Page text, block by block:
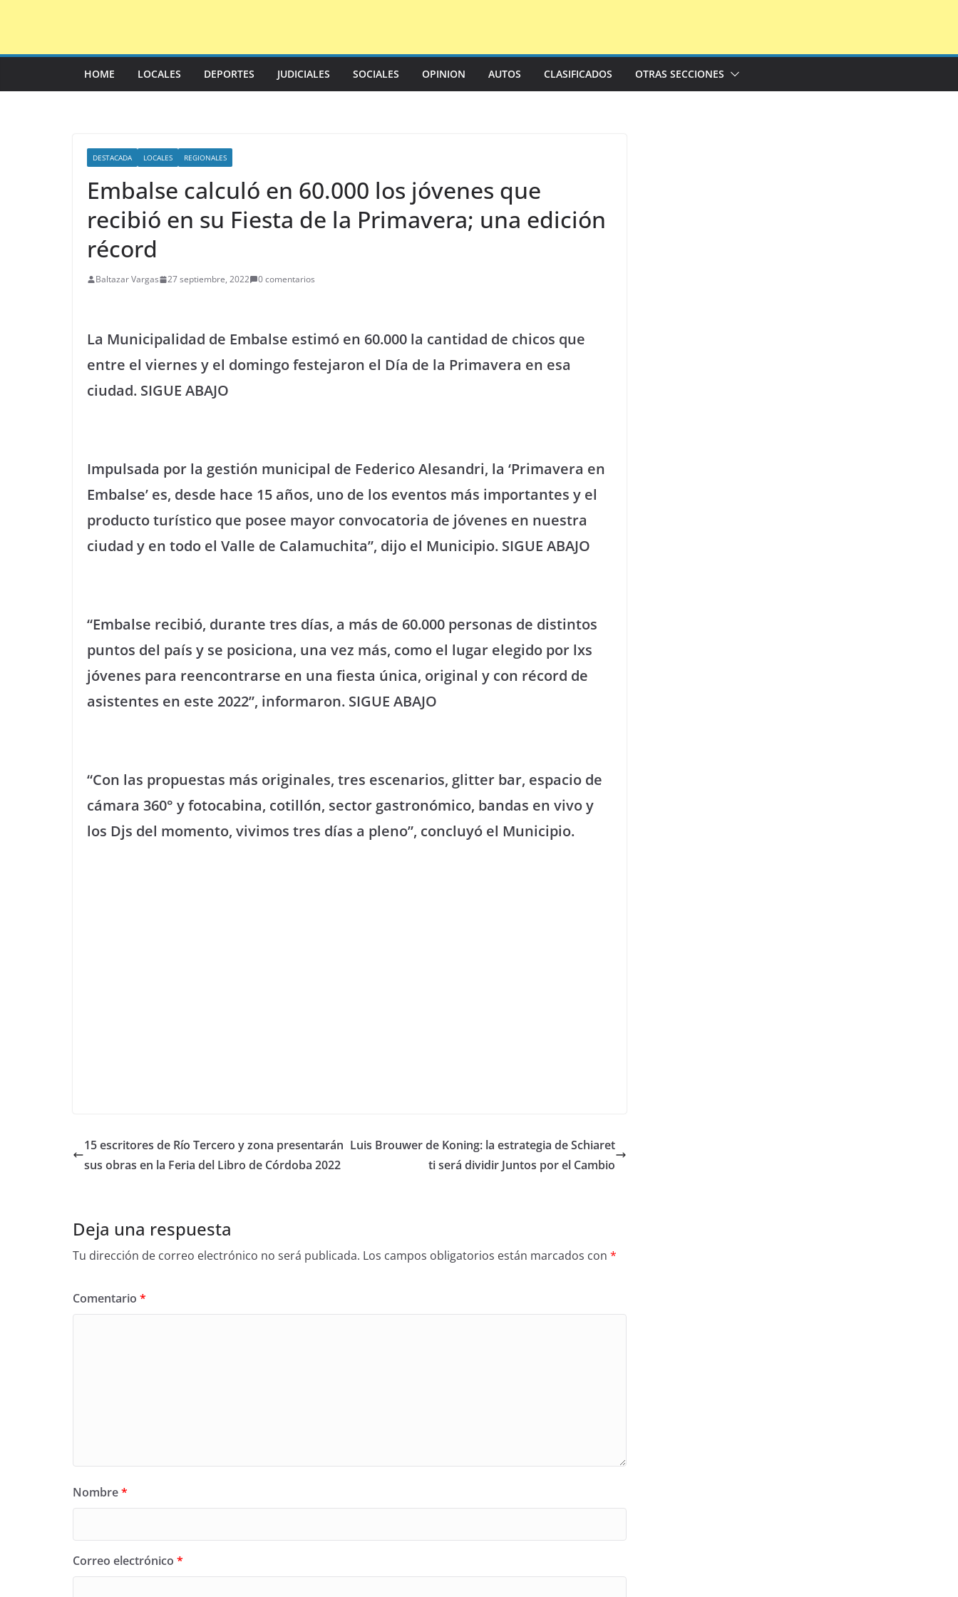
HOME LOCALES DEPORTES JUDICIALES SOCIALES OPINION AUTOS CLASIFICADOS OTRAS SECCIONES
DESTACADA LOCALES REGIONALES
Embalse calculó en 60.000 los jóvenes que
recibió en su Fiesta de la Primavera; una edición
récord
Baltazar Vargas 27 septiembre, 2022 0 comentarios
La Municipalidad de Embalse estimó en 60.000 la cantidad de chicos que
entre el viernes y el domingo festejaron el Día de la Primavera en esa
ciudad. SIGUE ABAJO
Impulsada por la gestión municipal de Federico Alesandri, la ‘Primavera en
Embalse’ es, desde hace 15 años, uno de los eventos más importantes y el
producto turístico que posee mayor convocatoria de jóvenes en nuestra
ciudad y en todo el Valle de Calamuchita”, dijo el Municipio. SIGUE ABAJO
“Embalse recibió, durante tres días, a más de 60.000 personas de distintos
puntos del país y se posiciona, una vez más, como el lugar elegido por lxs
jóvenes para reencontrarse en una fiesta única, original y con récord de
asistentes en este 2022”, informaron. SIGUE ABAJO
“Con las propuestas más originales, tres escenarios, glitter bar, espacio de
cámara 360° y fotocabina, cotillón, sector gastronómico, bandas en vivo y
los Djs del momento, vivimos tres días a pleno”, concluyó el Municipio.
15 escritores de Río Tercero y zona presentarán
sus obras en la Feria del Libro de Córdoba 2022
Luis Brouwer de Koning: la estrategia de Schiaret
ti será dividir Juntos por el Cambio
Deja una respuesta
Tu dirección de correo electrónico no será publicada. Los campos obligatorios están marcados con *
Comentario *
Nombre*
Correo electrónico *